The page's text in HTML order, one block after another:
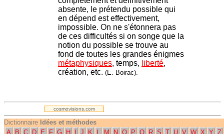
absente, le prétendu possible qui
en dépend est effectivement,
impossible. On ne s'étonnera pas
de ces difficultés si on songe que la
notion du possible se trouve au
fond de toutes les grandes énigmes
métaphysiques, temps, liberté,
création, etc. (E. Boirac).
.
cosmovisions.com
Dictionnaire Idées et méthodes
A
B C D E F G H J K M N O P Q R S T U V W X Y Z